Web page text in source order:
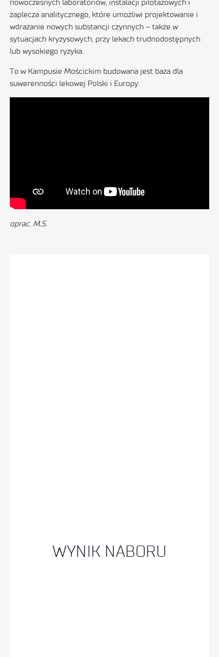
nowoczesnych laboratoriów, instalacji pilotażowych i
zaplecza analitycznego, które umożliwi projektowanie i
wdrażanie nowych substancji czynnych – także w
sytuacjach kryzysowych, przy lekach trudnodostępnych
lub wysokiego ryzyka.
To w Kampusie Mościckim budowana jest baza dla
suwerenności lekowej Polski i Europy.
oprac. M.S.
WYNIK NABORU